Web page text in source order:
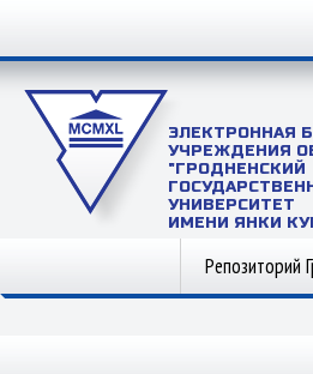
ЭЛЕКТРОННАЯ
УЧРЕЖДЕНИЯ
"ГРОДНЕНСКИЙ
УНИВЕРСИТЕТ
ИМЕНИ ЯНКИ
Репозиторий